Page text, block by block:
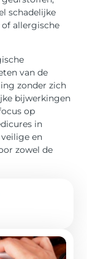
schadelijke
allergische
van de
zonder zich
bijwerkingen
op
in
en
zowel de